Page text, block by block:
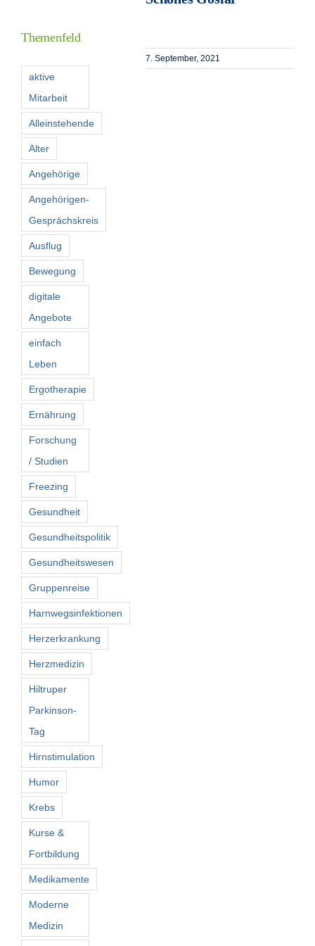
7. September, 2021
Themenfeld
aktive
Mitarbeit
Alleinstehende
Alter
Angehörige
Angehörigen-
Gesprächskreis
Ausflug
Bewegung
digitale
Angebote
einfach
Leben
Ergotherapie
Ernährung
Forschung
/ Studien
Freezing
Gesundheit
Gesundheitspolitik
Gesundheitswesen
Gruppenreise
Harnwegsinfektionen
Herzerkrankung
Herzmedizin
Hiltruper
Parkinson-
Tag
Hirnstimulation
Humor
Krebs
Kurse &
Fortbildung
Medikamente
Moderne
Medizin